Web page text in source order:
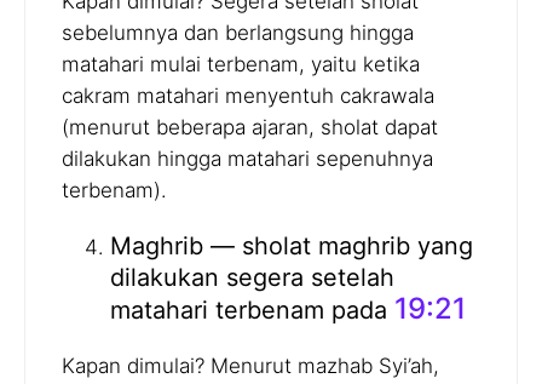
sebelumnya dan berlangsung hingga
matahari mulai terbenam, yaitu ketika
cakram matahari menyentuh cakrawala
(menurut beberapa ajaran, sholat dapat
dilakukan hingga matahari sepenuhnya
terbenam).
Maghrib — sholat maghrib yang
dilakukan segera setelah
matahari terbenam pada 19:21
Kapan dimulai? Menurut mazhab Syi’ah,